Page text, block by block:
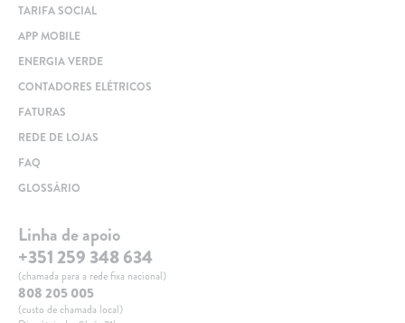
TARIFA SOCIAL
APP MOBILE
ENERGIA VERDE
CONTADORES ELÉTRICOS
FATURAS
REDE DE LOJAS
FAQ
GLOSSÁRIO
Linha de apoio
+351 259 348 634
(chamada para a rede fixa nacional)
808 205 005
(custo de chamada local)